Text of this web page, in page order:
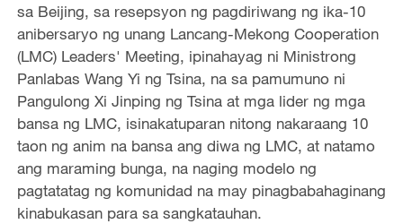
sa Beijing, sa resepsyon ng pagdiriwang ng ika-10
anibersaryo ng unang Lancang-Mekong Cooperation
(LMC) Leaders' Meeting, ipinahayag ni Ministrong
Panlabas Wang Yi ng Tsina, na sa pamumuno ni
Pangulong Xi Jinping ng Tsina at mga lider ng mga
bansa ng LMC, isinakatuparan nitong nakaraang 10
taon ng anim na bansa ang diwa ng LMC, at natamo
ang maraming bunga, na naging modelo ng
pagtatatag ng komunidad na may pinagbabahaginang
kinabukasan para sa sangkatauhan.